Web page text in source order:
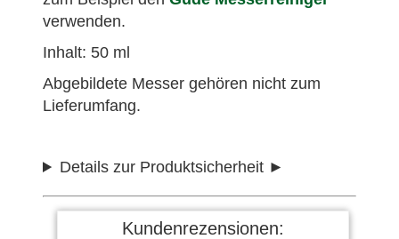
verwenden.
Inhalt: 50 ml
Abgebildete Messer gehören nicht zum
Lieferumfang.
Details zur Produktsicherheit
Kundenrezensionen: